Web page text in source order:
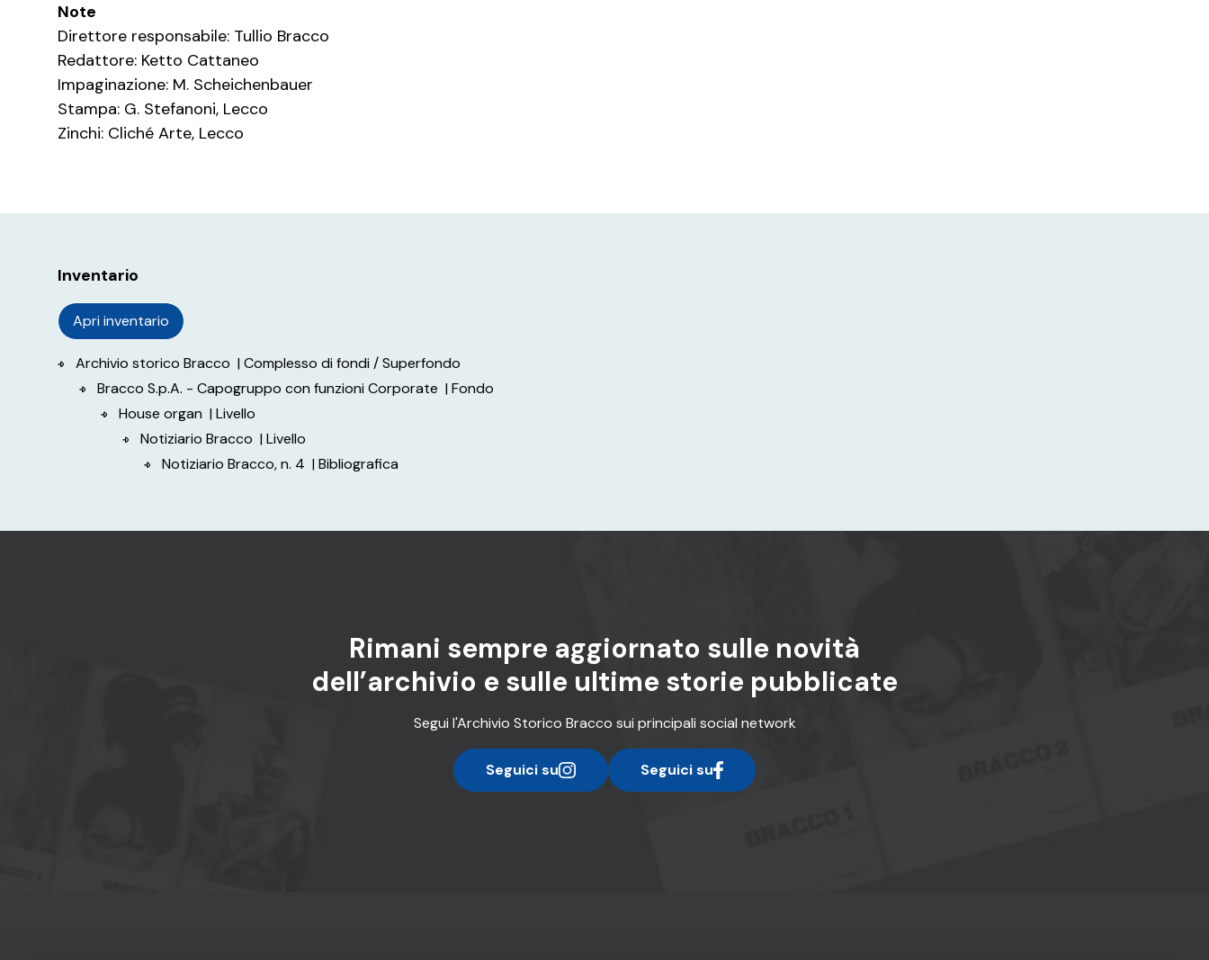
Note
Direttore responsabile: Tullio Bracco
Redattore: Ketto Cattaneo
Impaginazione: M. Scheichenbauer
Stampa: G. Stefanoni, Lecco
Zinchi: Cliché Arte, Lecco
Inventario
Apri inventario
Archivio storico Bracco | Complesso di fondi / Superfondo
Bracco S.p.A. - Capogruppo con funzioni Corporate | Fondo
House organ | Livello
Notiziario Bracco | Livello
Notiziario Bracco, n. 4 | Bibliografica
Rimani sempre aggiornato sulle novità
dell’archivio e sulle ultime storie pubblicate
Segui l'Archivio Storico Bracco sui principali social network
Seguici su
instagram Seguici su
facebook